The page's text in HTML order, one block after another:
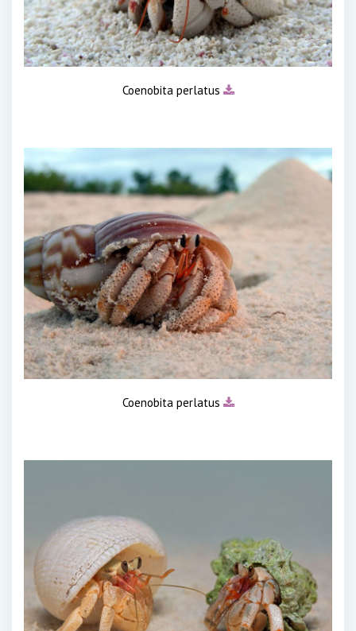
Coenobita perlatus
Coenobita perlatus